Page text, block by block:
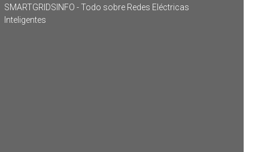
SMARTGRIDSINFO - Todo sobre Redes Eléctricas
Inteligentes